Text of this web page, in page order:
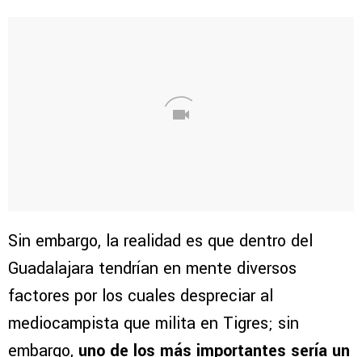
Sin embargo, la realidad es que dentro del
Guadalajara tendrían en mente diversos
factores por los cuales despreciar al
mediocampista que milita en Tigres; sin
embargo, uno de los más importantes sería un